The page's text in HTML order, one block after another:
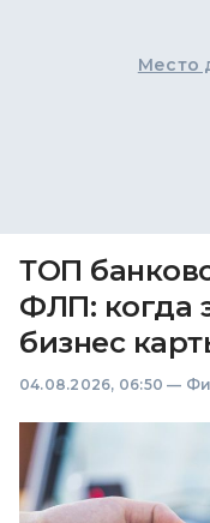
Место
ТОП
ФЛП: когда
бизнес
04.08.2026, 06:50 —